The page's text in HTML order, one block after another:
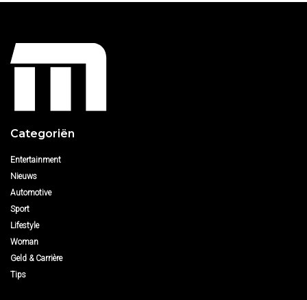
Categoriën
Entertainment
Nieuws
Automotive
Sport
Lifestyle
Woman
Geld & Carrière
Tips